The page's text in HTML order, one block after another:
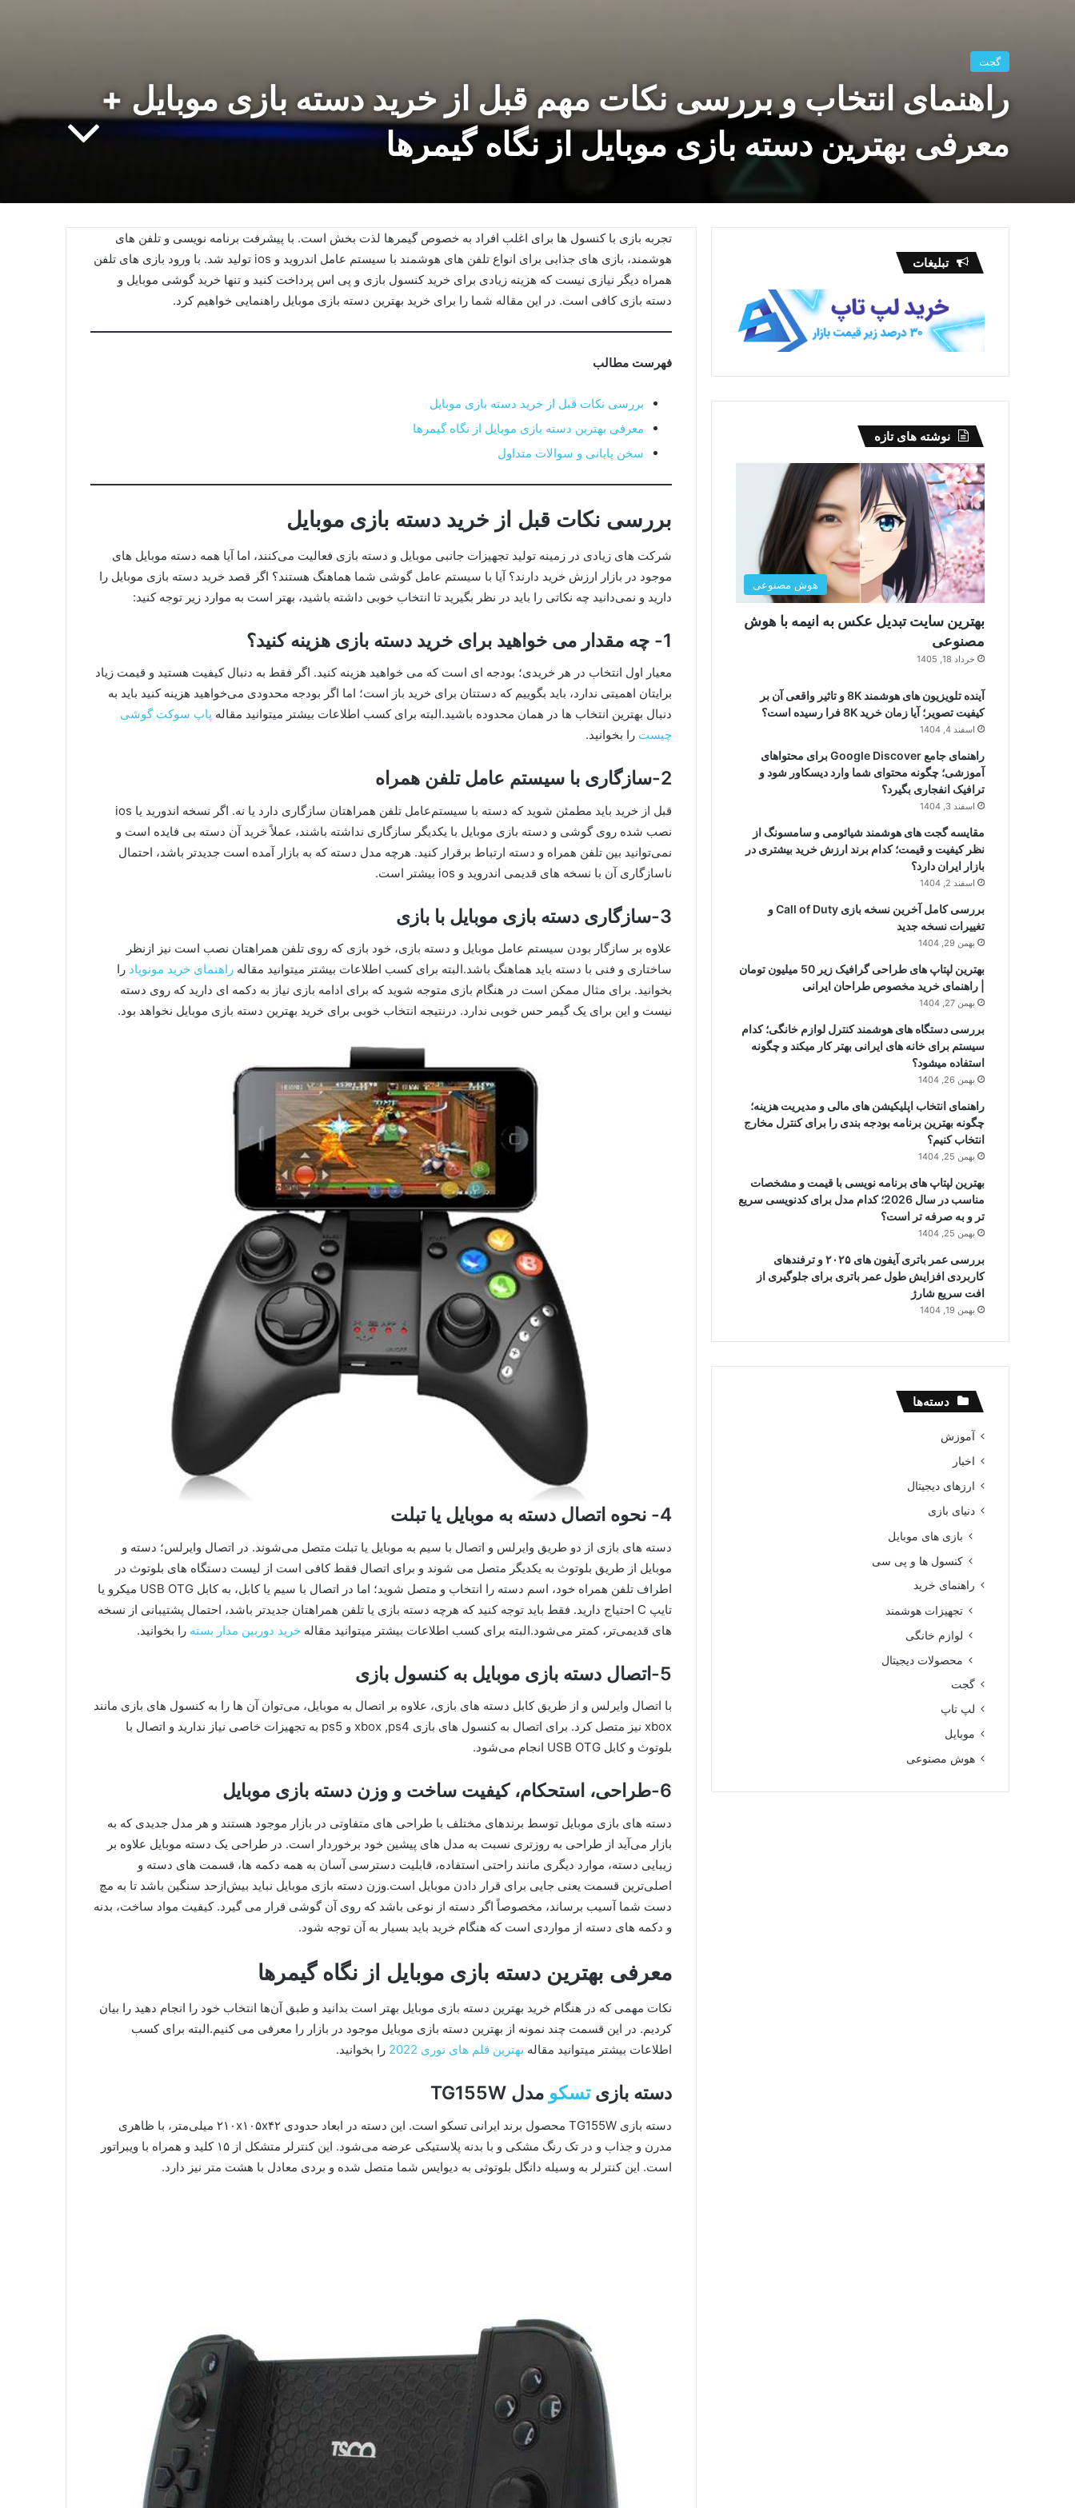
گجت
راهنمای انتخاب و بررسی نکات مهم قبل از خرید دسته بازی موبایل +
معرفی بهترین دسته بازی موبایل از نگاه گیمرها
تجربه بازی با کنسول‌ ها برای اغلب افراد به‌ خصوص گیمرها لذت‌ بخش است. با پیشرفت برنامه‌ نویسی و تلفن‌ های
هوشمند، بازی‌ های جذابی برای انواع تلفن‌ های هوشمند با سیستم‌ عامل اندروید و ios تولید شد. با ورود بازی‌ های تلفن
همراه دیگر نیازی نیست که هزینه زیادی برای خرید کنسول بازی و پی اس پرداخت کنید و تنها خرید گوشی موبایل و
دسته بازی کافی است. در این مقاله شما را برای خرید بهترین دسته بازی موبایل راهنمایی خواهیم کرد.
فهرست مطالب
بررسی نکات قبل از خرید دسته بازی موبایل
معرفی بهترین دسته بازی موبایل از نگاه گیمرها
سخن پایانی و سوالات متداول
بررسی نکات قبل از خرید دسته بازی موبایل
شرکت‌ های زیادی در زمینه تولید تجهیزات جانبی موبایل و دسته بازی فعالیت می‌کنند، اما آیا همه دسته موبایل‌ های
موجود در بازار ارزش خرید دارند؟ آیا با سیستم‌ عامل گوشی شما هماهنگ هستند؟ اگر قصد خرید دسته بازی موبایل را
دارید و نمی‌دانید چه نکاتی را باید در نظر بگیرید تا انتخاب خوبی داشته باشید، بهتر است به موارد زیر توجه کنید:
1- چه مقدار می‌ خواهید برای خرید دسته بازی هزینه کنید؟
معیار اول انتخاب در هر خریدی؛ بودجه‌ ای است که می‌ خواهید هزینه کنید. اگر فقط به دنبال کیفیت هستید و قیمت زیاد
برایتان اهمیتی ندارد، باید بگوییم که دستتان برای خرید باز است؛ اما اگر بودجه محدودی می‌خواهید هزینه کنید باید به
دنبال بهترین انتخاب‌ ها در همان محدوده باشید.البته برای کسب اطلاعات بیشتر میتوانید مقاله پاپ سوکت گوشی
چیست را بخوانید.
2-سازگاری با سیستم‌ عامل تلفن همراه
قبل از خرید باید مطمئن شوید که دسته با سیستم‌عامل تلفن همراهتان سازگاری دارد یا نه. اگر نسخه اندورید یا ios
نصب‌ شده روی گوشی و دسته بازی موبایل با یکدیگر سازگاری نداشته باشند، عملاً خرید آن دسته بی‌ فایده است و
نمی‌توانید بین تلفن همراه و دسته ارتباط برقرار کنید. هرچه مدل دسته که به بازار آمده است جدیدتر باشد، احتمال
ناسازگاری آن با نسخه‌ های قدیمی اندروید و ios بیشتر است.
3-سازگاری دسته بازی موبایل با بازی
علاوه بر سازگار بودن سیستم‌ عامل موبایل و دسته بازی، خود بازی که روی تلفن همراهتان نصب است نیز ازنظر
ساختاری و فنی با دسته باید هماهنگ باشد.البته برای کسب اطلاعات بیشتر میتوانید مقالهراهنمای خرید مونوپاد را
بخوانید. برای مثال ممکن است در هنگام بازی متوجه شوید که برای ادامه بازی نیاز به دکمه‌ ای دارید که روی دسته
نیست و این برای یک گیمر حس خوبی ندارد. درنتیجه انتخاب خوبی برای خرید بهترین دسته بازی موبایل نخواهد بود.
4- نحوه اتصال دسته به موبایل یا تبلت
دسته‌ های بازی از دو طریق وایرلس و اتصال با سیم به موبایل یا تبلت متصل می‌شوند. در اتصال وایرلس؛ دسته و
موبایل از طریق بلوتوث به یکدیگر متصل می‌ شوند و برای اتصال فقط کافی است از لیست دستگاه‌ های بلوتوث در
اطراف تلفن همراه خود، اسم دسته را انتخاب و متصل شوید؛ اما در اتصال با سیم یا کابل، به کابل USB OTG میکرو یا
تایپ C احتیاج دارید. فقط باید توجه کنید که هرچه دسته بازی یا تلفن همراهتان جدیدتر باشد، احتمال پشتیبانی از نسخه‌
های قدیمی‌تر، کمتر می‌شود.البته برای کسب اطلاعات بیشتر میتوانید مقاله خرید دوربین مدار بسته را بخوانید.
5-اتصال دسته بازی موبایل به کنسول بازی
با اتصال وایرلس و از طریق کابل دسته‌ های بازی، علاوه بر اتصال به موبایل، می‌توان آن‌ ها را به کنسول‌ های بازی مانند
xbox نیز متصل کرد. برای اتصال به کنسول‌ های بازی xbox ,ps4 و ps5 به تجهیزات خاصی نیاز ندارید و اتصال با
بلوتوث و کابل USB OTG انجام می‌شود.
6-طراحی، استحکام، کیفیت ساخت و وزن دسته بازی موبایل
دسته‌ های بازی موبایل توسط برند‌های مختلف با طراحی‌ های متفاوتی در بازار موجود هستند و هر مدل جدیدی که به
بازار می‌آید از طراحی به‌ روزتری نسبت به مدل‌ های پیشین خود برخوردار است. در طراحی یک دسته موبایل علاوه بر
زیبایی دسته، موارد دیگری مانند راحتی استفاده، قابلیت دسترسی آسان به همه دکمه‌ ها، قسمت‌ های دسته و
اصلی‌ترین قسمت یعنی جایی برای قرار دادن موبایل است.وزن دسته بازی موبایل نباید بیش‌ازحد سنگین باشد تا به مچ
دست شما آسیب برساند، مخصوصاً اگر دسته از نوعی باشد که روی آن گوشی قرار می‌ گیرد. کیفیت مواد ساخت، بدنه
و دکمه‌ های دسته از مواردی است که هنگام خرید باید بسیار به آن توجه شود.
معرفی بهترین دسته بازی موبایل از نگاه گیمرها
نکات مهمی که در هنگام خرید بهترین دسته بازی موبایل بهتر است بدانید و طبق آن‌ها انتخاب خود را انجام دهید را بیان
کردیم. در این قسمت چند نمونه از بهترین دسته بازی موبایل موجود در بازار را معرفی می‌ کنیم.البته برای کسب
اطلاعات بیشتر میتوانید مقاله بهترین قلم های نوری 2022 را بخوانید.
دسته بازی تسکو مدل TG155W
دسته بازی TG155W محصول برند ایرانی تسکو است. این دسته در ابعاد حدودی ۲۱۰x۱۰۵x۴۲ میلی‌متر، با ظاهری
مدرن و جذاب و در تک رنگ مشکی و با بدنه پلاستیکی عرضه می‌شود. این کنترلر متشکل از ۱۵ کلید و همراه با ویبراتور
است. این کنترلر به وسیله دانگل بلوتوثی به دیوایس شما متصل شده و بردی معادل با هشت متر نیز دارد.
تبلیغات
نوشته های تازه
هوش مصنوعی
بهترین سایت تبدیل عکس به انیمه با هوش
مصنوعی
خرداد 18, 1405
آینده تلویزیون های هوشمند 8K و تاثیر واقعی آن بر
کیفیت تصویر؛ آیا زمان خرید 8K فرا رسیده است؟
اسفند 4, 1404
راهنمای جامع Google Discover برای محتواهای
آموزشی؛ چگونه محتوای شما وارد دیسکاور شود و
ترافیک انفجاری بگیرد؟
اسفند 3, 1404
مقایسه گجت های هوشمند شیائومی و سامسونگ از
نظر کیفیت و قیمت؛ کدام برند ارزش خرید بیشتری در
بازار ایران دارد؟
اسفند 2, 1404
بررسی کامل آخرین نسخه بازی Call of Duty و
تغییرات نسخه جدید
بهمن 29, 1404
بهترین لپتاپ های طراحی گرافیک زیر 50 میلیون تومان
| راهنمای خرید مخصوص طراحان ایرانی
بهمن 27, 1404
بررسی دستگاه های هوشمند کنترل لوازم خانگی؛ کدام
سیستم برای خانه های ایرانی بهتر کار میکند و چگونه
استفاده میشود؟
بهمن 26, 1404
راهنمای انتخاب اپلیکیشن های مالی و مدیریت هزینه؛
چگونه بهترین برنامه بودجه بندی را برای کنترل مخارج
انتخاب کنیم؟
بهمن 25, 1404
بهترین لپتاپ های برنامه نویسی با قیمت و مشخصات
مناسب در سال 2026؛ کدام مدل برای کدنویسی سریع
تر و به صرفه تر است؟
بهمن 25, 1404
بررسی عمر باتری آیفون های ۲۰۲۵ و ترفندهای
کاربردی افزایش طول عمر باتری برای جلوگیری از
افت سریع شارژ
بهمن 19, 1404
دسته‌ها
آموزش
اخبار
ارزهای دیجیتال
دنیای بازی
بازی های موبایل
کنسول ها و پی سی
راهنمای خرید
تجهیزات هوشمند
لوازم خانگی
محصولات دیجیتال
گجت
لپ تاپ
موبایل
هوش مصنوعی